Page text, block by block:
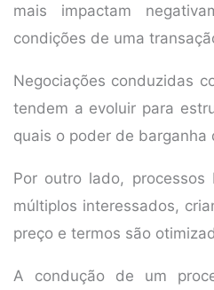
mais impactam
condições de uma
Negociações conduzidas
tendem a evoluir para
quais o poder de
Por outro lado, processos
múltiplos interessados,
preço e termos são
A condução de um